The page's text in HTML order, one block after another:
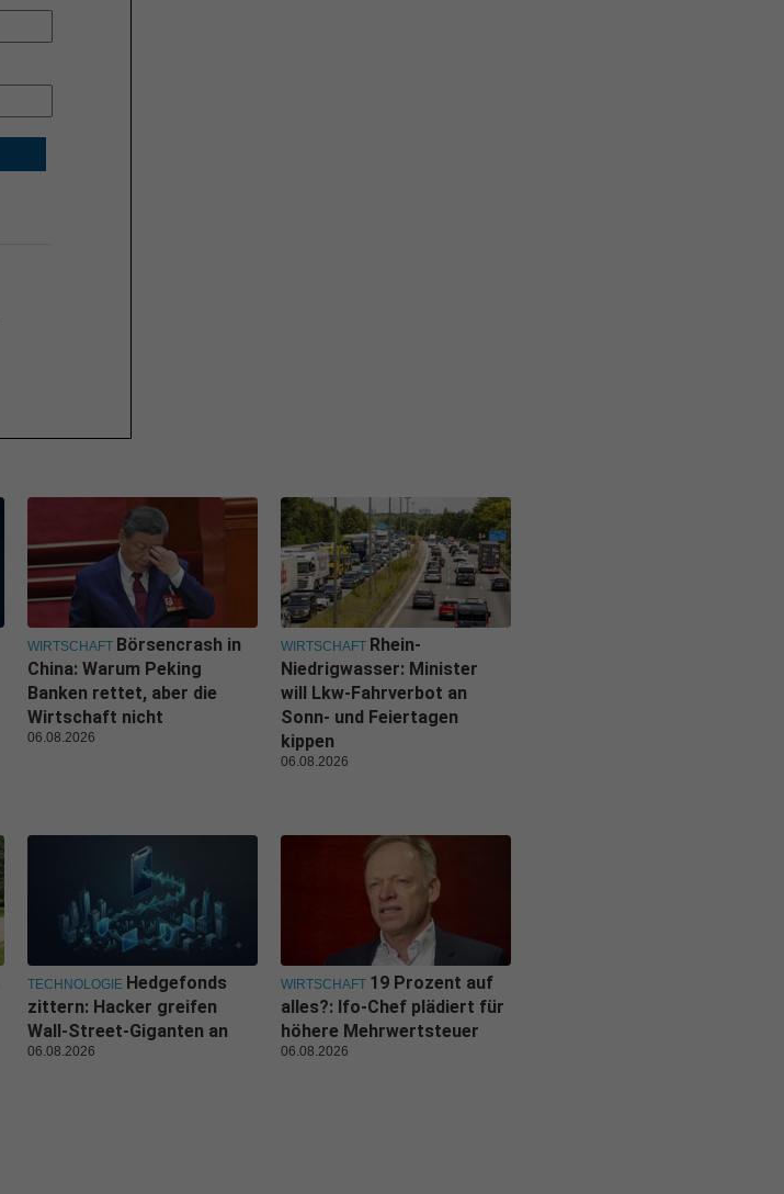
WIRTSCHAFT Börsencrash in
China: Warum Peking
Banken rettet, aber die
Wirtschaft nicht
06.08.2026
WIRTSCHAFT Rhein-
Niedrigwasser: Minister
will Lkw-Fahrverbot an
Sonn- und Feiertagen
kippen
06.08.2026
TECHNOLOGIE Hedgefonds
zittern: Hacker greifen
Wall-Street-Giganten an
06.08.2026
WIRTSCHAFT 19 Prozent auf
alles?: Ifo-Chef plädiert für
höhere Mehrwertsteuer
06.08.2026